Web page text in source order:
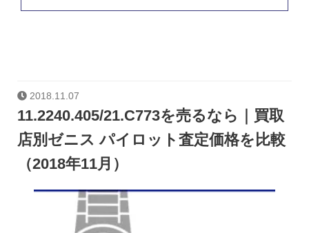
2018.11.07
11.2240.405/21.C773を売るなら｜買取
店別ゼニス パイロット査定価格を比較
（2018年11月）